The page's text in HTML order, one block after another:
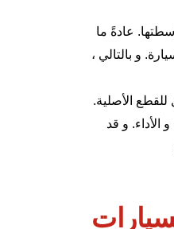
عادةً ما
و بالتالي ،
الأصلية.
و قد